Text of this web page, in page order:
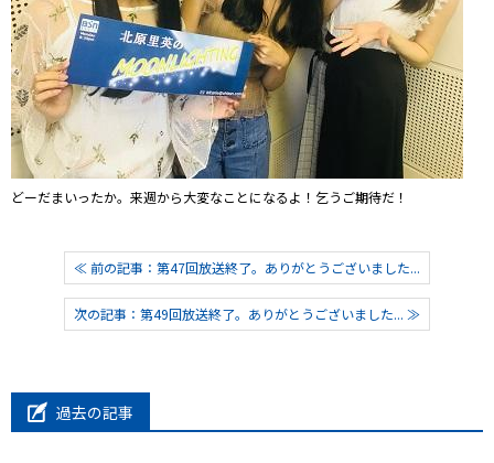
どーだまいったか。来週から大変なことになるよ！乞うご期待だ！
≪ 前の記事：第47回放送終了。ありがとうございました...
次の記事：第49回放送終了。ありがとうございました... ≫
過去の記事